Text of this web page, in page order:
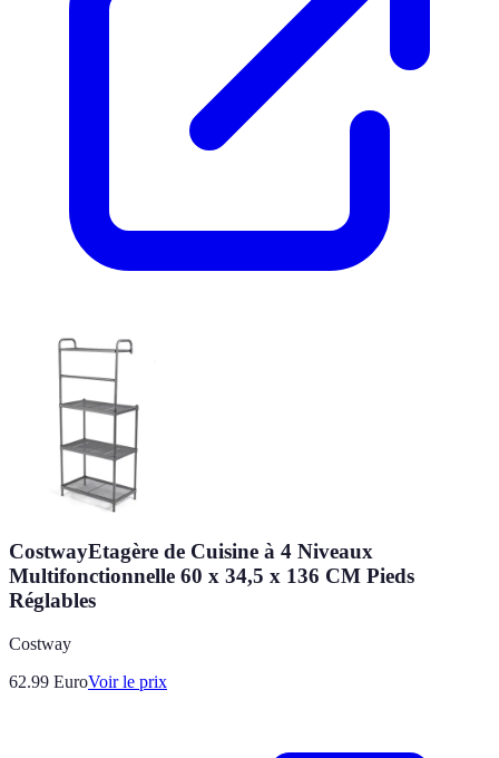
CostwayEtagère de Cuisine à 4 Niveaux
Multifonctionnelle 60 x 34,5 x 136 CM Pieds
Réglables
Costway
62.99 EuroVoir le prix